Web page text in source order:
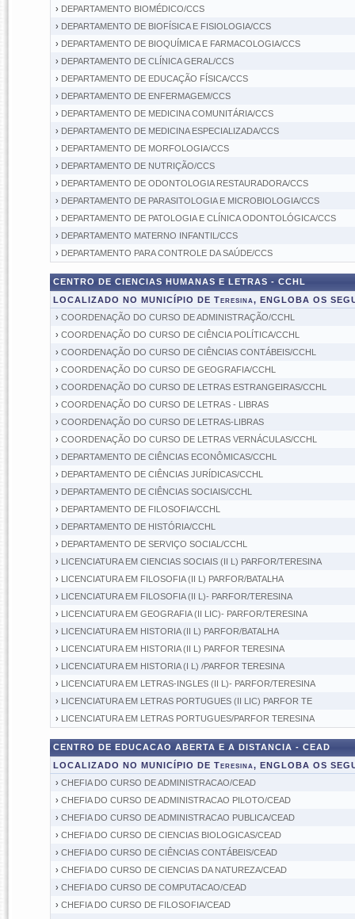
› DEPARTAMENTO BIOMÉDICO/CCS
› DEPARTAMENTO DE BIOFÍSICA E FISIOLOGIA/CCS
› DEPARTAMENTO DE BIOQUÍMICA E FARMACOLOGIA/CCS
› DEPARTAMENTO DE CLÍNICA GERAL/CCS
› DEPARTAMENTO DE EDUCAÇÃO FÍSICA/CCS
› DEPARTAMENTO DE ENFERMAGEM/CCS
› DEPARTAMENTO DE MEDICINA COMUNITÁRIA/CCS
› DEPARTAMENTO DE MEDICINA ESPECIALIZADA/CCS
› DEPARTAMENTO DE MORFOLOGIA/CCS
› DEPARTAMENTO DE NUTRIÇÃO/CCS
› DEPARTAMENTO DE ODONTOLOGIA RESTAURADORA/CCS
› DEPARTAMENTO DE PARASITOLOGIA E MICROBIOLOGIA/CCS
› DEPARTAMENTO DE PATOLOGIA E CLÍNICA ODONTOLÓGICA/CCS
› DEPARTAMENTO MATERNO INFANTIL/CCS
› DEPARTAMENTO PARA CONTROLE DA SAÚDE/CCS
CENTRO DE CIENCIAS HUMANAS E LETRAS - CCHL
LOCALIZADO NO MUNICÍPIO DE Teresina, ENGLOBA OS
› COORDENAÇÃO DO CURSO DE ADMINISTRAÇÃO/CCHL
› COORDENAÇÃO DO CURSO DE CIÊNCIA POLÍTICA/CCHL
› COORDENAÇÃO DO CURSO DE CIÊNCIAS CONTÁBEIS/CCHL
› COORDENAÇÃO DO CURSO DE GEOGRAFIA/CCHL
› COORDENAÇÃO DO CURSO DE LETRAS ESTRANGEIRAS/CCHL
› COORDENAÇÃO DO CURSO DE LETRAS - LIBRAS
› COORDENAÇÃO DO CURSO DE LETRAS-LIBRAS
› COORDENAÇÃO DO CURSO DE LETRAS VERNÁCULAS/CCHL
› DEPARTAMENTO DE CIÊNCIAS ECONÔMICAS/CCHL
› DEPARTAMENTO DE CIÊNCIAS JURÍDICAS/CCHL
› DEPARTAMENTO DE CIÊNCIAS SOCIAIS/CCHL
› DEPARTAMENTO DE FILOSOFIA/CCHL
› DEPARTAMENTO DE HISTÓRIA/CCHL
› DEPARTAMENTO DE SERVIÇO SOCIAL/CCHL
› LICENCIATURA EM CIENCIAS SOCIAIS (II L) PARFOR/TERESINA
› LICENCIATURA EM FILOSOFIA (II L) PARFOR/BATALHA
› LICENCIATURA EM FILOSOFIA (II L)- PARFOR/TERESINA
› LICENCIATURA EM GEOGRAFIA (II LIC)- PARFOR/TERESINA
› LICENCIATURA EM HISTORIA (II L) PARFOR/BATALHA
› LICENCIATURA EM HISTORIA (II L) PARFOR TERESINA
› LICENCIATURA EM HISTORIA (I L) /PARFOR TERESINA
› LICENCIATURA EM LETRAS-INGLES (II L)- PARFOR/TERESINA
› LICENCIATURA EM LETRAS PORTUGUES (II LIC) PARFOR TE
› LICENCIATURA EM LETRAS PORTUGUES/PARFOR TERESINA
CENTRO DE EDUCACAO ABERTA E A DISTANCIA - CEAD
LOCALIZADO NO MUNICÍPIO DE Teresina, ENGLOBA OS
› CHEFIA DO CURSO DE ADMINISTRACAO/CEAD
› CHEFIA DO CURSO DE ADMINISTRACAO PILOTO/CEAD
› CHEFIA DO CURSO DE ADMINISTRACAO PUBLICA/CEAD
› CHEFIA DO CURSO DE CIENCIAS BIOLOGICAS/CEAD
› CHEFIA DO CURSO DE CIÊNCIAS CONTÁBEIS/CEAD
› CHEFIA DO CURSO DE CIENCIAS DA NATUREZA/CEAD
› CHEFIA DO CURSO DE COMPUTACAO/CEAD
› CHEFIA DO CURSO DE FILOSOFIA/CEAD